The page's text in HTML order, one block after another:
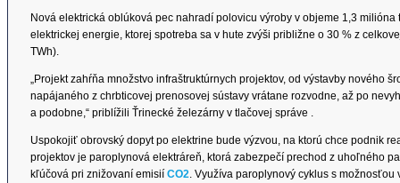
Nová elektrická oblúková pec nahradí polovicu výroby v objeme 1,3
elektrickej energie, ktorej spotreba sa v hute zvýši približne o 30 % z
TWh).
„Projekt zahŕňa množstvo infraštruktúrnych projektov, od výstavby nového
napájaného z chrbticovej prenosovej sústavy vrátane rozvodne, až po
a podobne,“ priblížili Ťrinecké železárny v tlačovej správe .
Uspokojiť obrovský dopyt po elektrine bude výzvou, na ktorú chce podnik
projektov je paroplynová elektráreň, ktorá zabezpečí prechod z uhoľného
kľúčová pri znižovaní emisií CO2. Využíva paroplynový cyklus s